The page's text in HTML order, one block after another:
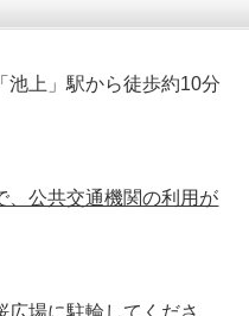
池上」駅から徒歩約10分
、公共交通機関の利用が